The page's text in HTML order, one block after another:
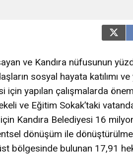
ve Kandıra nüfusunun
sosyal hayata katılımı ve
için yapılan çalışmalarda
ve Eğitim Sokak’taki
Kandıra Belediyesi 16
dönüşüm ile
bölgesinde bulunan 17,91